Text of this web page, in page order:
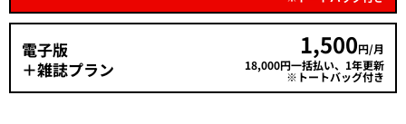
電子版
＋雑誌プラン
1,500円/月
18,000円一括払い、1年更新
※トートバッグ付き